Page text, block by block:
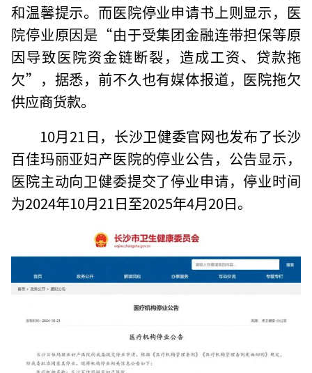
和温馨提示。而医院停业申请书上则显示，医
院停业原因是“由于受集团金融连带担保等原
因导致医院资金链断裂，造成工资、贷款拖
欠”，据悉，前不久也有媒体报道，医院拖欠
供应商货款。
10月21日，长沙卫健委官网也发布了长沙
百佳玛丽亚妇产医院的停业公告，公告显示，
医院主动向卫健委提交了停业申请，停业时间
为2024年10月21日至2025年4月20日。